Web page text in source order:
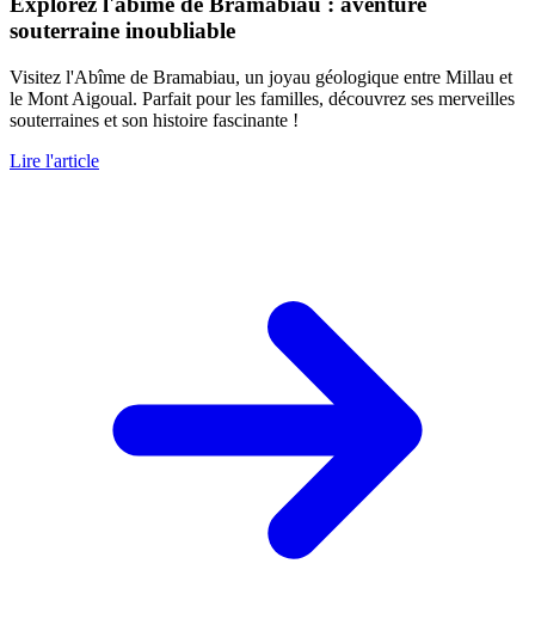
souterraine inoubliable
Visitez l'Abîme de Bramabiau, un joyau géologique entre Millau et
le Mont Aigoual. Parfait pour les familles, découvrez ses merveilles
souterraines et son histoire fascinante !
Lire l'article